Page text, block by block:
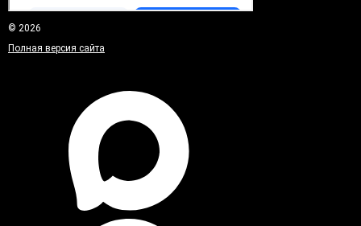
© 2026
Полная версия сайта